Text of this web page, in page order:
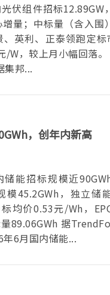
伏组件招标12.89GW
量；中标量（含入围
英利、正泰领跑定标
/W，较上月小幅回落
集邦...
，创年内新高
能招标规模近
模45.2GWh，独立储
均价0.53元/Wh，
89.06GWh 据
6月国内储能...